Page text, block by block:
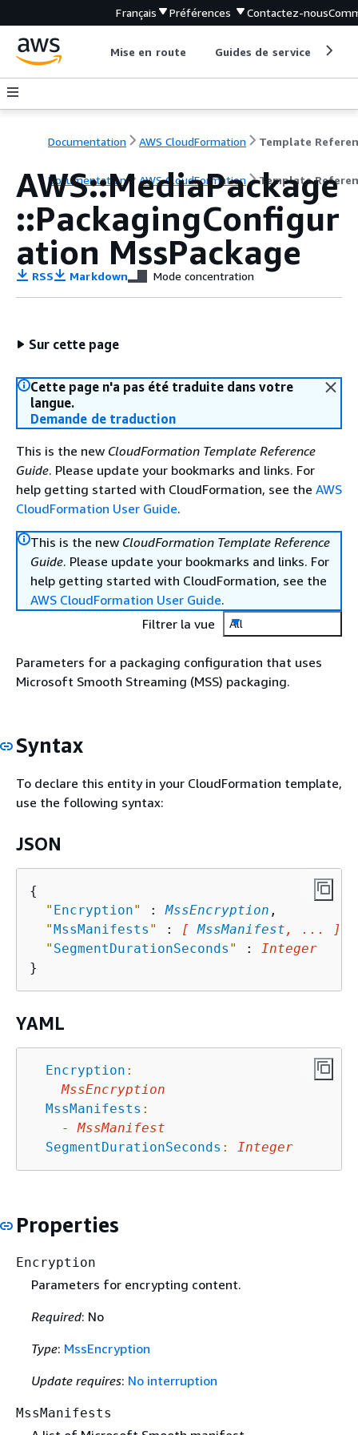
Français Préférences Contactez-nous
Mise en route Guides de service
Documentation AWS CloudFormation Template
Documentation AWS CloudFormation Template
AWS::MediaPackage
::PackagingConfigur
ation MssPackage
RSS Markdown Mode concentration
Sur cette page
Cette page n'a pas été traduite dans votre
langue.
Demande de traduction
This is the new CloudFormation Template Reference
Guide. Please update your bookmarks and links. For
help getting started with CloudFormation, see the AWS
CloudFormation User Guide.
This is the new CloudFormation Template Reference
Guide. Please update your bookmarks and links. For
help getting started with CloudFormation, see the
AWS CloudFormation User Guide.
Filtrer la vue
All
Parameters for a packaging configuration that uses
Microsoft Smooth Streaming (MSS) packaging.
Syntax
To declare this entity in your CloudFormation template,
use the following syntax:
JSON
{
" Encryption" : MssEncryption ,
"MssManifests " : [ MssManifest , ... ]
" SegmentDurationSeconds " :
Integer
YAML
Encryption :
MssEncryption
MssManifests :
-
MssManifest
SegmentDurationSeconds : Integer
Properties
Encryption
Parameters for encrypting content.
Required: No
Type: MssEncryption
Update requires: No interruption
MssManifests